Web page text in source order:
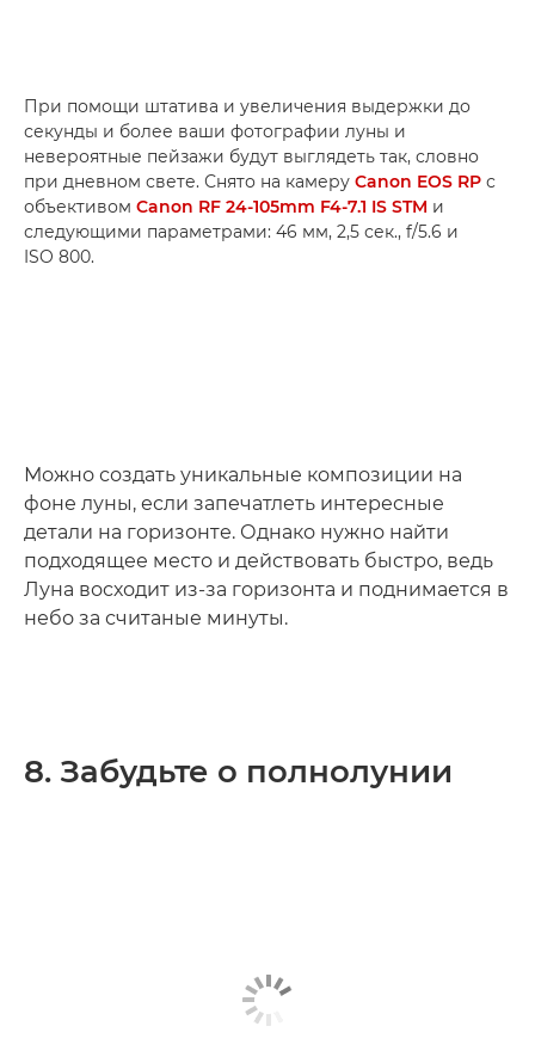
При помощи штатива и увеличения выдержки до
секунды и более ваши фотографии луны и
невероятные пейзажи будут выглядеть так, словно
при дневном свете. Снято на камеру Canon EOS RP с
объективом Canon RF 24-105mm F4-7.1 IS STM и
следующими параметрами: 46 мм, 2,5 сек., f/5.6 и
ISO 800.
Можно создать уникальные композиции на
фоне луны, если запечатлеть интересные
детали на горизонте. Однако нужно найти
подходящее место и действовать быстро, ведь
Луна восходит из-за горизонта и поднимается в
небо за считаные минуты.
8. Забудьте о полнолунии